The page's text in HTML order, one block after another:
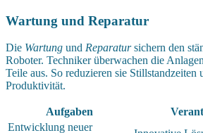
Wartung und Reparatur
Die Wartung und Reparatursichern den
Roboter. Techniker überwachen die
Teile aus. So reduzieren sie Stillstandzeiten
Produktivität.
Aufgaben
Entwicklung neuer